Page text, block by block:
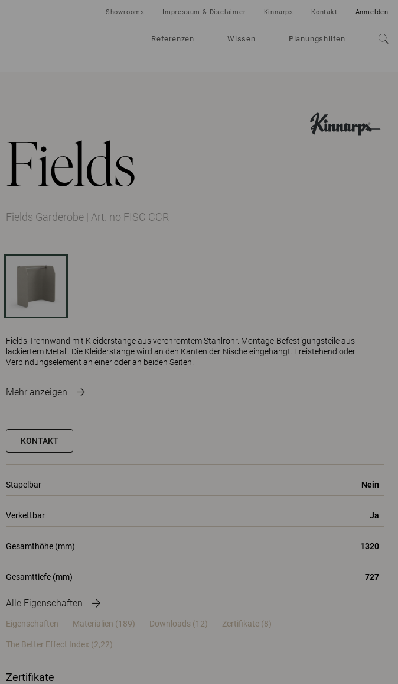
Referenzen Wissen Planungshilfen
Showrooms Impressum & Disclaimer Kinnarps Kontakt Anmelden
Fields
Fields Garderobe | Art. no FISC CCR
Fields Trennwand mit Kleiderstange aus verchromtem Stahlrohr. Montage-Befestigungsteile aus
lackiertem Metall. Die Kleiderstange wird an den Kanten der Nische eingehängt. Freistehend oder
Verbindungselement an einer oder an beiden Seiten.
Mehr anzeigen
KONTAKT
Stapelbar Nein
Verkettbar Ja
Gesamthöhe (mm) 1320
Gesamttiefe (mm) 727
Alle Eigenschaften
Eigenschaften Materialien (189) Downloads (12) Zertifikate (8)
The Better Effect Index (2,22)
Zertifikate